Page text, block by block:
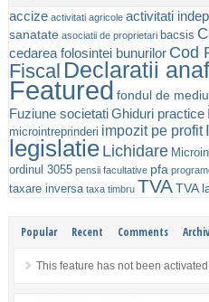
accize activitati agricole activitati
sanatate asociatii de proprietari bacsis
cedarea folosintei bunurilor Cod
Fiscal Declaratii anaf
Featured fondul de mediu
Fuziune societatiGhiduri practice
microintreprinderi impozit pe profit
legislatieLichidare
ordinul 3055 pensii facultative pfa
taxare inversa taxa timbru TVATVA
Popular Recent Comments
This feature has not been